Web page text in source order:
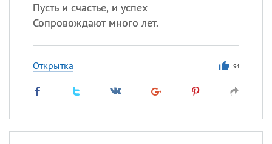
Пусть и счастье, и успех
Сопровождают много лет.
Открытка 94